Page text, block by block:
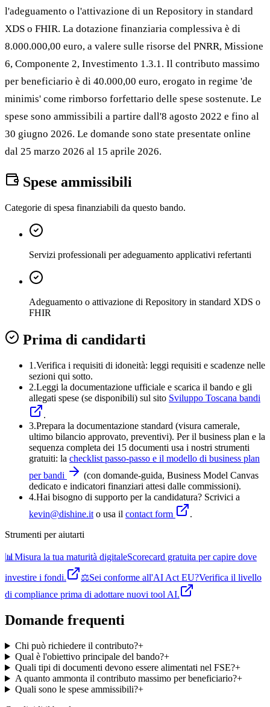
l'adeguamento o l'attivazione di un Repository in standard
XDS o FHIR. La dotazione finanziaria complessiva è di
8.000.000,00 euro, a valere sulle risorse del PNRR, Missione
6, Componente 2, Investimento 1.3.1. Il contributo massimo
per beneficiario è di 40.000,00 euro, erogato in regime 'de
minimis' come rimborso forfettario delle spese sostenute. Le
spese sono ammissibili a partire dall'8 agosto 2022 e fino al
30 giugno 2026. Le domande sono state presentate online
dal 25 marzo 2026 al 15 aprile 2026.
Spese ammissibili
Categorie di spesa finanziabili da questo bando.
Servizi professionali per adeguamento applicativi refertanti
Adeguamento o attivazione di Repository in standard XDS o
FHIR
Prima di candidarti
1.Verifica i requisiti di idoneità: leggi requisiti e scadenze nelle
sezioni qui sotto.
2.Leggi la documentazione ufficiale e scarica il bando e gli
allegati spese (se disponibili) sul sito Sviluppo Toscana bandi
.
3.Prepara la documentazione standard (visura camerale,
ultimo bilancio approvato, preventivi). Per il business plan e la
sequenza completa dei 15 documenti usa i nostri strumenti
gratuiti: la checklist passo-passo e il modello di business plan
per bandi
(con domande-guida, Business Model Canvas
dedicato e indicatori finanziari attesi dalle commissioni).
4.Hai bisogno di supporto per la candidatura? Scrivici a
kevin@dishine.it o usa il contact form
.
Strumenti per aiutarti
📊 Misura la tua maturità digitaleScorecard gratuita per capire dove
investire i fondi.
⚖️Sei conforme all'AI Act EU?Verifica il livello
di compliance prima di adottare nuovi tool AI.
Domande frequenti
Chi può richiedere il contributo?+
Qual è l'obiettivo principale del bando?+
Quali tipi di documenti devono essere alimentati nel FSE?+
A quanto ammonta il contributo massimo per beneficiario?+
Quali sono le spese ammissibili?+